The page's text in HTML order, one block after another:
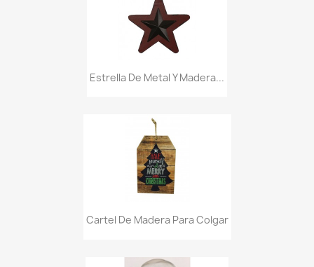
Estrella De Metal Y Madera...
Cartel De Madera Para Colgar